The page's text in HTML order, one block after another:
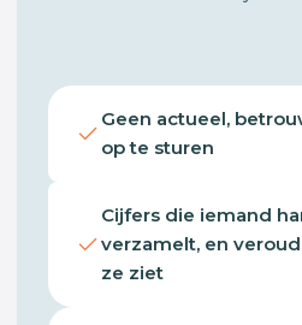
Geen actueel,
op te sturen
Cijfers die iemand
verzamelt, en
ze ziet